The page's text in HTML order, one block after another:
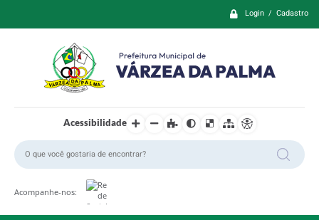
Login / Cadastro
Acessibilidade
Acompanhe-nos: